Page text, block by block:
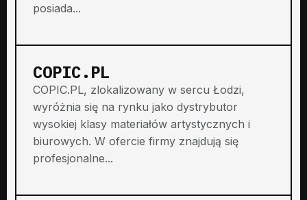
posiada...
COPIC.PL
COPIC.PL, zlokalizowany w sercu Łodzi,
wyróżnia się na rynku jako dystrybutor
wysokiej klasy materiałów artystycznych i
biurowych. W ofercie firmy znajdują się
profesjonalne...